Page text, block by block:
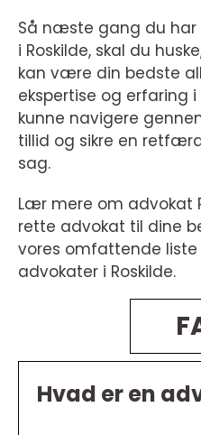
Så næste gang du har
i Roskilde, skal du
kan være din bedste
ekspertise og erfaring
kunne navigere
tillid og sikre en
sag.
Lær mere om advokat
rette advokat til dine
vores omfattende
advokater i Roskilde.
Hvad er en